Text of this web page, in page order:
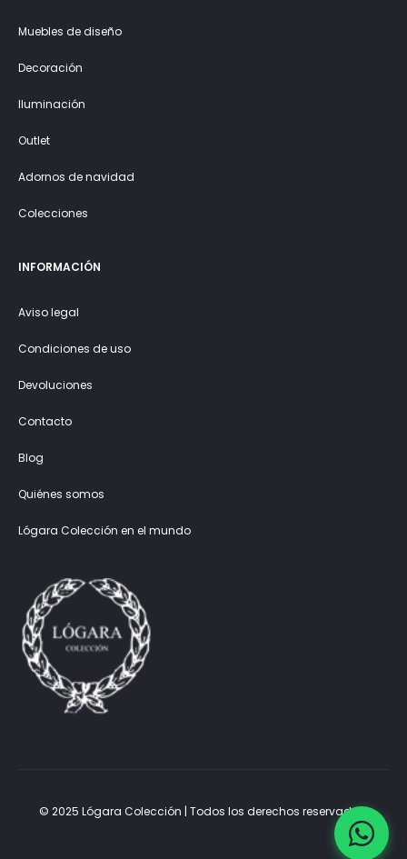
Muebles de diseño
Decoración
Iluminación
Outlet
Adornos de navidad
Colecciones
INFORMACIÓN
Aviso legal
Condiciones de uso
Devoluciones
Contacto
Blog
Quiénes somos
Lógara Colección en el mundo
© 2025 Lógara Colección | Todos los derechos reservados.